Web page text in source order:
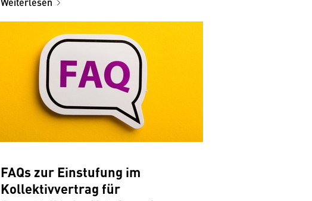
FAQs zur Einstufung im
Kollektivvertrag für